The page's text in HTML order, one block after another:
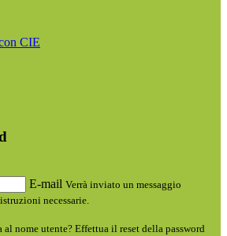
CIE
E-mail Verrà inviato un messaggio
necessarie.
al nome utente? Effettua il reset della password